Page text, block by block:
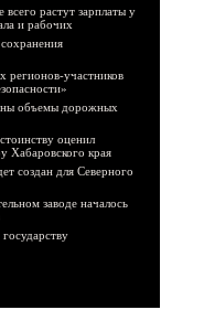
растут зарплаты у
и рабочих
регионов-участников
объемы дорожных
оценил
Хабаровского края
создан для Северного
заводе началось